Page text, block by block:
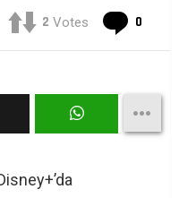
2 Votes 0